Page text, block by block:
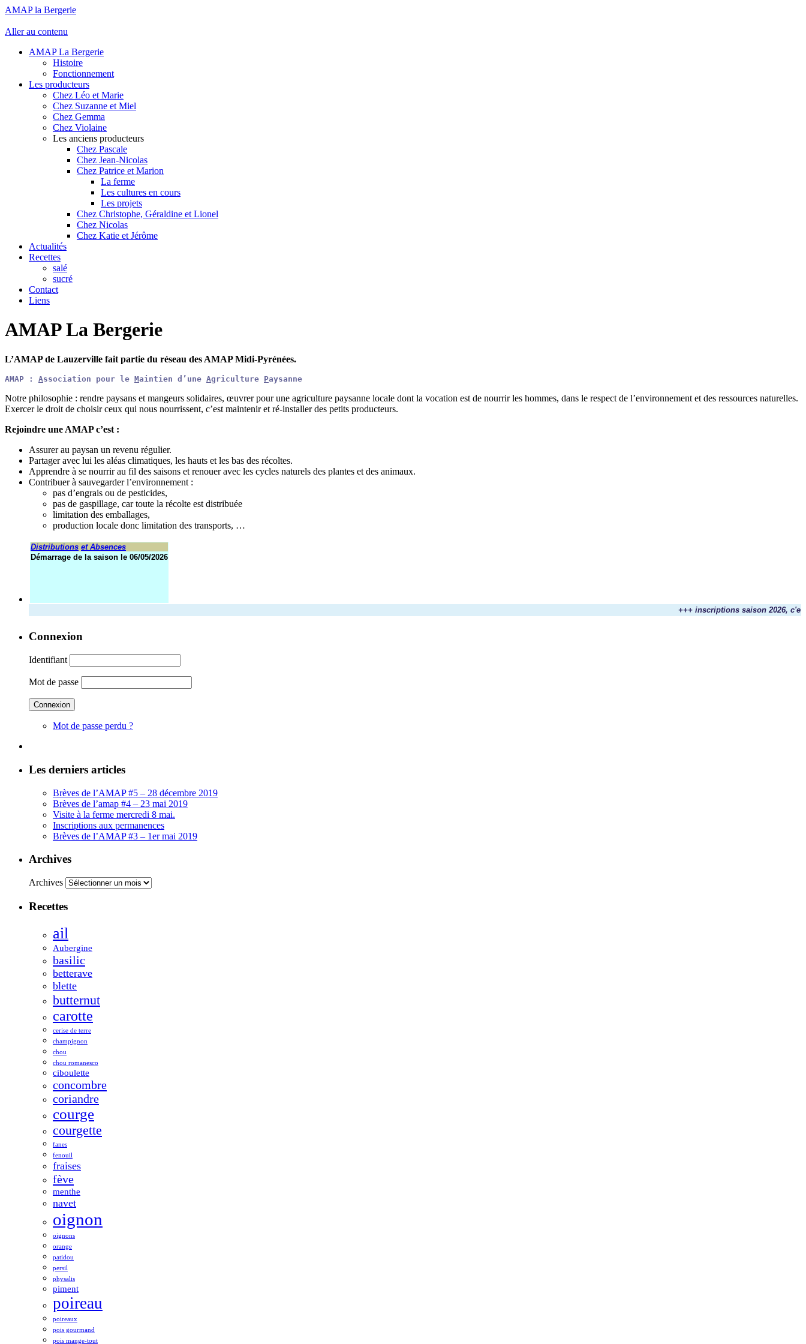
AMAP la Bergerie
Aller au contenu
AMAP La Bergerie
Histoire
Fonctionnement
Les producteurs
Chez Léo et Marie
Chez Suzanne et Miel
Chez Gemma
Chez Violaine
Les anciens producteurs
Chez Pascale
Chez Jean-Nicolas
Chez Patrice et Marion
La ferme
Les cultures en cours
Les projets
Chez Christophe, Géraldine et Lionel
Chez Nicolas
Chez Katie et Jérôme
Actualités
Recettes
salé
sucré
Contact
Liens
AMAP La Bergerie
L’AMAP de Lauzerville fait partie du réseau des AMAP Midi-Pyrénées.
AMAP : Association pour le Maintien d’une Agriculture Paysanne
Notre philosophie : rendre paysans et mangeurs solidaires, œuvrer pour une agriculture paysanne locale dont la vocation est de nourrir les hommes, dans le respect de l’environnement et des ressources naturelles.
Exercer le droit de choisir ceux qui nous nourrissent, c’est maintenir et ré-installer des petits producteurs.
Rejoindre une AMAP c’est :
Assurer au paysan un revenu régulier.
Partager avec lui les aléas climatiques, les hauts et les bas des récoltes.
Apprendre à se nourrir au fil des saisons et renouer avec les cycles naturels des plantes et des animaux.
Contribuer à sauvegarder l’environnement :
pas d’engrais ou de pesticides,
pas de gaspillage, car toute la récolte est distribuée
limitation des emballages,
production locale donc limitation des transports, …
Distributions et Absences
Démarrage de la saison le 06/05/2026
+++ inscriptions saison 2026, c'est
Connexion
Identifiant
Mot de passe
Mot de passe perdu ?
Les derniers articles
Brèves de l’AMAP #5 – 28 décembre 2019
Brèves de l’amap #4 – 23 mai 2019
Visite à la ferme mercredi 8 mai.
Inscriptions aux permanences
Brèves de l’AMAP #3 – 1er mai 2019
Archives
Archives
Recettes
ail
Aubergine
basilic
betterave
blette
butternut
carotte
cerise de terre
champignon
chou
chou romanesco
ciboulette
concombre
coriandre
courge
courgette
fanes
fenouil
fraises
fève
menthe
navet
oignon
oignons
orange
patidou
persil
physalis
piment
poireau
poireaux
pois gourmand
pois mange-tout